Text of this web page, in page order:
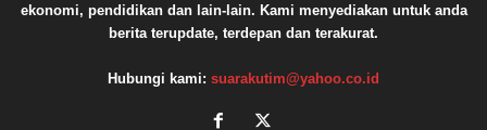
ekonomi, pendidikan dan lain-lain. Kami menyediakan untuk anda
berita terupdate, terdepan dan terakurat.
Hubungi kami: suarakutim@yahoo.co.id